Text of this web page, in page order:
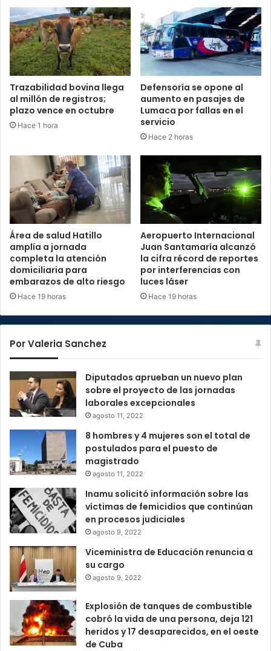
Trazabilidad bovina llega
al millón de registros;
plazo vence en octubre
Hace 1 hora
Defensoría se opone al
aumento en pasajes de
Lumaca por fallas en el
servicio
Hace 2 horas
Área de salud Hatillo
amplía a jornada
completa la atención
domiciliaria para
embarazos de alto riesgo
Hace 19 horas
Aeropuerto Internacional
Juan Santamaría alcanzó
la cifra récord de reportes
por interferencias con
luces láser
Hace 19 horas
Por Valeria Sanchez
Diputados aprueban un nuevo plan
sobre el proyecto de las jornadas
laborales excepcionales
agosto 11, 2022
8 hombres y 4 mujeres son el total de
postulados para el puesto de
magistrado
agosto 11, 2022
Inamu solicitó información sobre las
víctimas de femicidios que continúan
en procesos judiciales
agosto 9, 2022
Viceministra de Educación renuncia a
su cargo
agosto 9, 2022
Explosión de tanques de combustible
cobró la vida de una persona, deja 121
heridos y 17 desaparecidos, en el oeste
de Cuba